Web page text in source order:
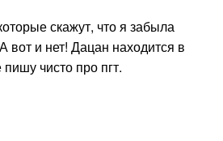
скажут, что я забыла
вот и нет! Дацан находится в
чисто про пгт.